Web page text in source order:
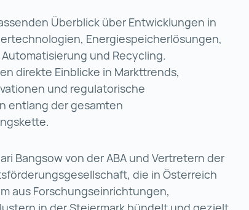
Überblick über Entwicklungen in
Energiespeicherlösungen,
und Recycling.
direkte Einblicke in Markttrends,
und regulatorische
entlang der gesamten
Bangsow von der ABA und Vertretern der
die in Österreich
aus Forschungseinrichtungen,